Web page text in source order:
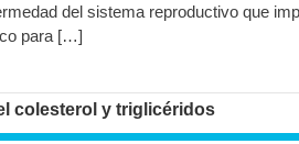
del sistema reproductivo que
para […]
colesterol y triglicéridos